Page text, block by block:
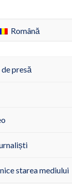
Română
presă
starea mediului